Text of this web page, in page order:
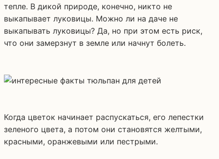
тепле. В дикой природе, конечно, никто не
выкапывает луковицы. Можно ли на даче не
выкапывать луковицы? Да, но при этом есть риск,
что они замерзнут в земле или начнут болеть.
Когда цветок начинает распускаться, его лепестки
зеленого цвета, а потом они становятся желтыми,
красными, оранжевыми или пестрыми.